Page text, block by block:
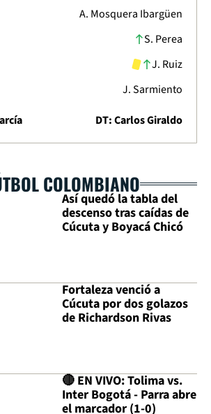
A. Mosquera Ibargüen
S. Perea
J. Ruiz
J. Sarmiento
DT: Carlos Giraldo
COLOMBIANO
Así quedó la tabla del
descenso tras caídas de
Cúcuta y Boyacá Chicó
Fortaleza venció a
Cúcuta por dos golazos
de Richardson Rivas
🔴 EN VIVO: Tolima vs.
Inter Bogotá - Parra abre
el marcador (1-0)